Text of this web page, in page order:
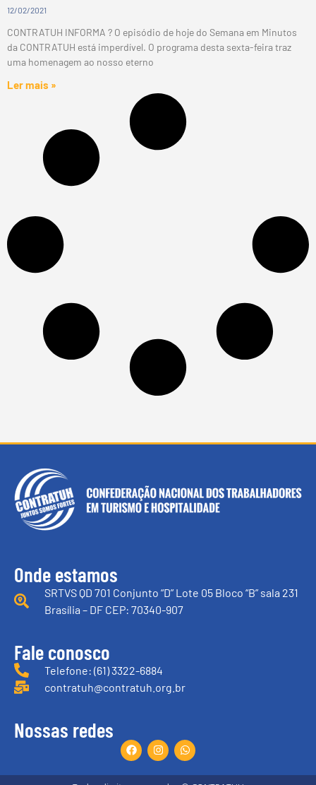
12/02/2021
CONTRATUH INFORMA ? O episódio de hoje do Semana em Minutos
da CONTRATUH está imperdível. O programa desta sexta-feira traz
uma homenagem ao nosso eterno
Ler mais »
Onde estamos
SRTVS QD 701 Conjunto “D” Lote 05 Bloco “B” sala 231
Brasília – DF CEP: 70340-907
Fale conosco
Telefone: (61) 3322-6884
contratuh@contratuh.org.br
Nossas redes